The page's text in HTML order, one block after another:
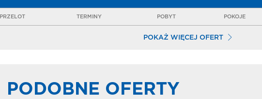
PRZELOT TERMINY POBYT POKOJE
POKAŻ WIĘCEJ OFERT
PODOBNE OFERTY